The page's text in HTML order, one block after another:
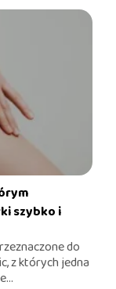
szybko i
do
z których jedna